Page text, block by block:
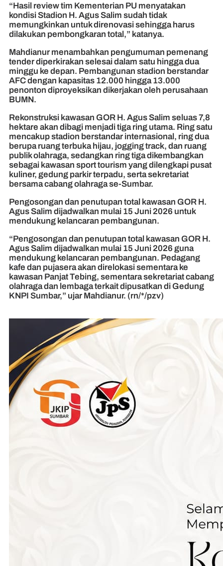
“Hasil review tim Kementerian PU menyatakan
kondisi Stadion H. Agus Salim sudah tidak
memungkinkan untuk direnovasi sehingga harus
dilakukan pembongkaran total,” katanya.
Mahdianur menambahkan pengumuman pemenang
tender diperkirakan selesai dalam satu hingga dua
minggu ke depan. Pembangunan stadion berstandar
AFC dengan kapasitas 12.000 hingga 13.000
penonton diproyeksikan dikerjakan oleh perusahaan
BUMN.
Rekonstruksi kawasan GOR H. Agus Salim seluas 7,8
hektare akan dibagi menjadi tiga ring utama. Ring satu
mencakup stadion berstandar internasional, ring dua
berupa ruang terbuka hijau, jogging track, dan ruang
publik olahraga, sedangkan ring tiga dikembangkan
sebagai kawasan sport tourism yang dilengkapi pusat
kuliner, gedung parkir terpadu, serta sekretariat
bersama cabang olahraga se-Sumbar.
Pengosongan dan penutupan total kawasan GOR H.
Agus Salim dijadwalkan mulai 15 Juni 2026 untuk
mendukung kelancaran pembangunan.
“Pengosongan dan penutupan total kawasan GOR H.
Agus Salim dijadwalkan mulai 15 Juni 2026 guna
mendukung kelancaran pembangunan. Pedagang
kafe dan pujasera akan direlokasi sementara ke
kawasan Panjat Tebing, sementara sekretariat cabang
olahraga dan lembaga terkait dipusatkan di Gedung
KNPI Sumbar,” ujar Mahdianur. (rn/*/pzv)